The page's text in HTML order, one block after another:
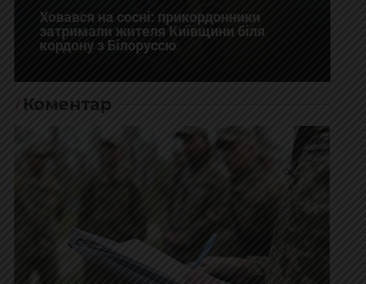
Ховався на сосні: прикордонники
затримали жителя Київщини біля
кордону з Білоруссю
Коментар